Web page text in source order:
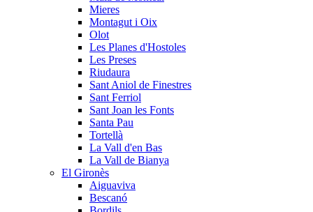
Mieres
Montagut i Oix
Olot
Les Planes d'Hostoles
Les Preses
Riudaura
Sant Aniol de Finestres
Sant Ferriol
Sant Joan les Fonts
Santa Pau
Tortellà
La Vall d'en Bas
La Vall de Bianya
El Gironès
Aiguaviva
Bescanó